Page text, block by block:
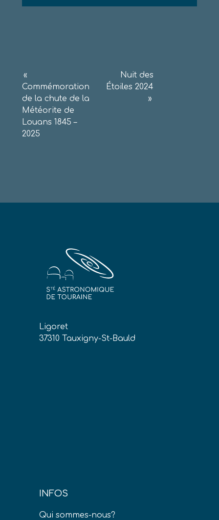
Navigation
de
l’article
«
Commémoration
de la chute de la
Météorite de
Louans 1845 –
2025
Nuit des
Étoiles 2024
»
Ligoret
37310 Tauxigny-St-Bauld
INFOS
Qui sommes-nous?